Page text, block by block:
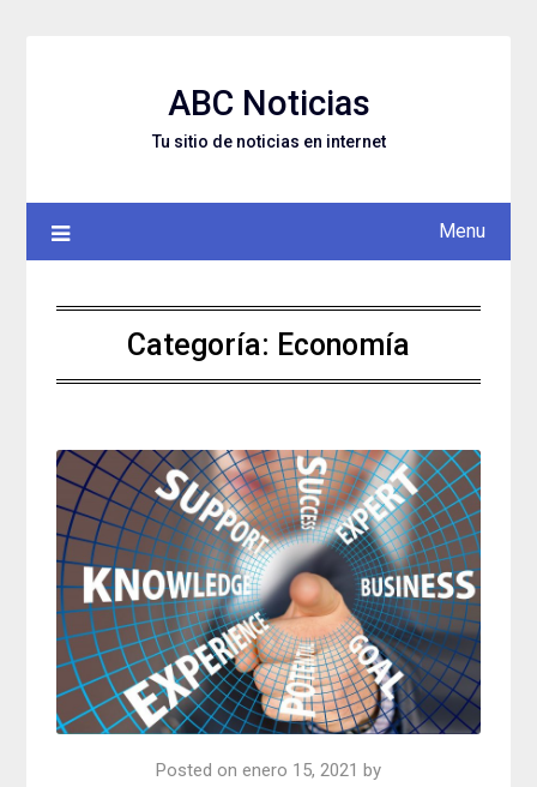
ABC Noticias
Tu sitio de noticias en internet
Menu
Categoría: Economía
Posted on enero 15, 2021 by